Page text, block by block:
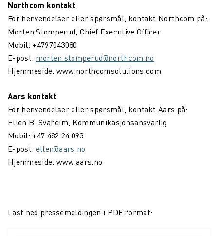
Northcom kontakt
For henvendelser eller spørsmål, kontakt Northcom på:
Morten Stomperud, Chief Executive Officer
Mobil: +4797043080
E-post: morten.stomperud@northcom.no
Hjemmeside: www.northcomsolutions.com
Aars kontakt
For henvendelser eller spørsmål, kontakt Aars på:
Ellen B. Svaheim, Kommunikasjonsansvarlig
Mobil: +47 482 24 093
E-post: ellen@aars.no
Hjemmeside: www.aars.no
Last ned pressemeldingen i PDF-format: